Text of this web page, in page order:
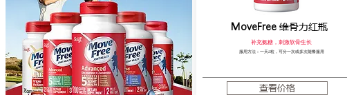
MoveFree维骨力红瓶
补充氨糖，刺激软骨生长
服用方法：一天2粒，可分一次或多次随餐服用
查看价格